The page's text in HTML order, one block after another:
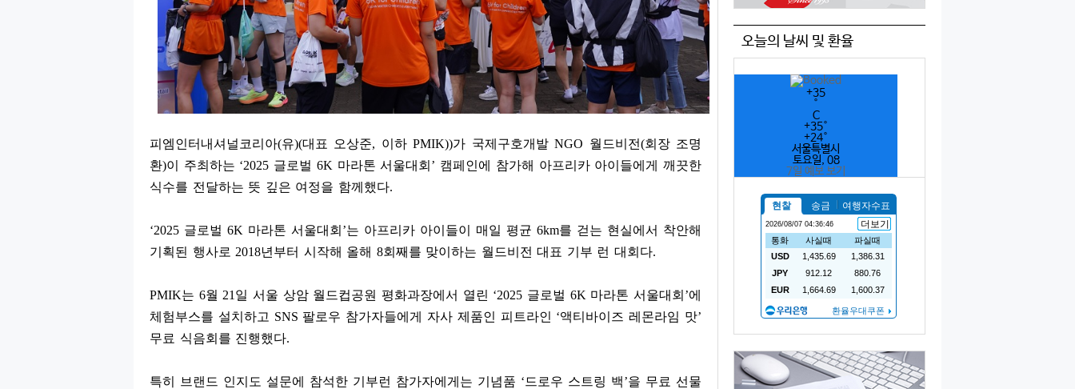
피엠인터내셔널코리아(유)(대표 오상준, 이하PMIK))가 국제구호개발NGO 월드비전(회장 조명
환)이 주최하는 ‘2025 글로벌 6K 마라톤 서울대회 ’ 캠페인에 참가해 아프리카 아이들에게 깨끗한
식수를 전달하는 뜻 깊은 여정을 함께했다.
‘2025 글로벌 6K 마라톤 서울대회 ’는 아프리카 아이들이 매일 평균 6km를 걷는 현실에서 착안해
기획된 행사로 2018년부터 시작해 올해 8회째를 맞이하는 월드비전 대표 기부 런 대회다.
PMIK는 6월 21 일 서울 상암 월드컵공원 평화과장에서 열린 ‘2025 글로벌 6K 마라톤 서울대회 ’에
체험부스를 설치하고 SNS 팔로우 참가자들에게 자사 제품인 피트라인 ‘액티바이즈 레몬라임 맛’
무료 식음회를 진행했다.
특히 브랜드 인지도 설문에 참석한 기부런 참가자에게는 기념품 ‘드로우 스트링 백’을 무료 선물
오늘의 날씨 및 환율
+35
°
C
+35°
+24°
서울특별시
토요일, 08
7일 예보 보기